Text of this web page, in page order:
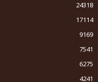
24318
17114
9169
7541
6275
4241